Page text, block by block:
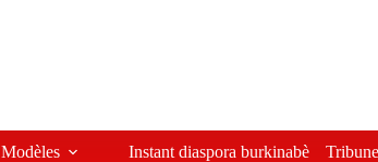
Modèles Instant diaspora burkinabè Tribune